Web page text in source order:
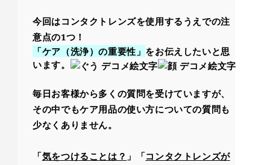
今回はコンタクトレンズを使用するうえでの注
意点の1つ！
「ケア（洗浄）の重要性」 をお伝えしたいと思
います。
毎日お客様から多くの質問を受けていますが、
その中でもケア用品の使い方についての質問も
少なくありません。
「気をつけることは？ 」「コンタクトレンズが